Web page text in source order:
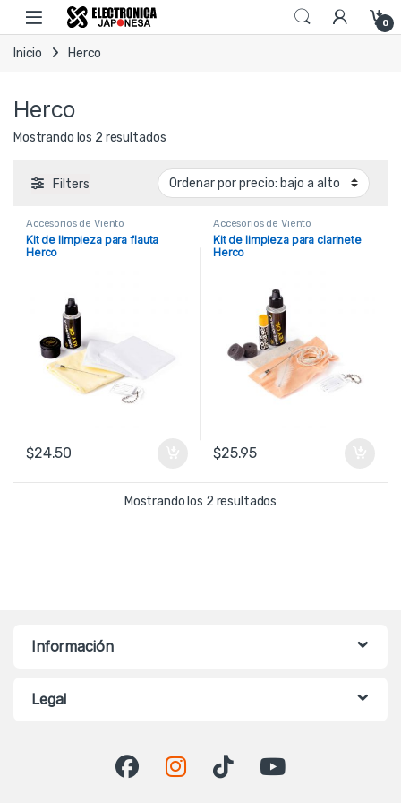
Skip to navigation
Skip to content
Open 0
Inicio Herco
Herco
Mostrando los 2 resultadosOrdenado por precio: bajo a alto
Filters
Accesorios de Viento
Kit de limpieza para flauta
Herco
$24.50
Accesorios de Viento
Kit de limpieza para clarinete
Herco
$25.95
Mostrando los 2 resultados
Información
Legal